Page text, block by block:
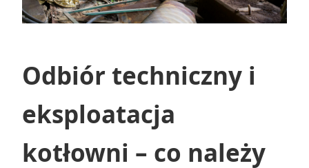
Odbiór techniczny i
eksploatacja
kotłowni – co należy